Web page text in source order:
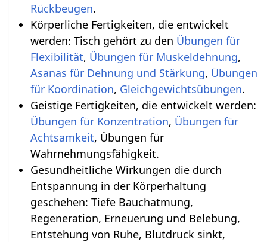
Rückbeugen.
Körperliche Fertigkeiten, die entwickelt
werden: Tisch gehört zu den Übungen für
Flexibilität, Übungen für Muskeldehnung,
Asanas für Dehnung und Stärkung, Übungen
für Koordination,
.
Geistige Fertigkeiten, die entwickelt werden:
Übungen für Konzentration, Übungen für
Achtsamkeit, Übungen für
Wahrnehmungsfähigkeit.
Gesundheitliche Wirkungen die durch
Entspannung in der Körperhaltung
geschehen‏‎: Tiefe Bauchatmung,
Regeneration, Erneuerung und Belebung,
Entstehung von Ruhe, Blutdruck sinkt,